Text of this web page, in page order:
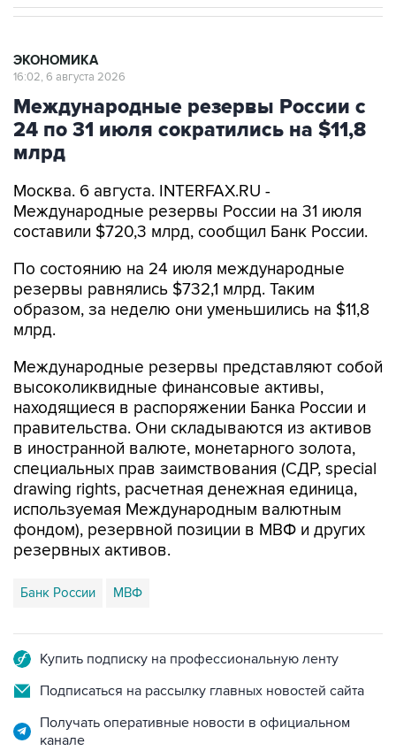
ЭКОНОМИКА
16:02, 6 августа 2026
Международные резервы России с
24 по 31 июля сократились на $11,8
млрд
Москва. 6 августа. INTERFAX.RU -
Международные резервы России на 31 июля
составили $720,3 млрд, сообщил Банк России.
По состоянию на 24 июля международные
резервы равнялись $732,1 млрд. Таким
образом, за неделю они уменьшились на $11,8
млрд.
Международные резервы представляют собой
высоколиквидные финансовые активы,
находящиеся в распоряжении Банка России и
правительства. Они складываются из активов
в иностранной валюте, монетарного золота,
специальных прав заимствования (СДР, special
drawing rights, расчетная денежная единица,
используемая Международным валютным
фондом), резервной позиции в МВФ и других
резервных активов.
Банк России МВФ
Купить подписку на профессиональную ленту
Подписаться на рассылку главных новостей сайта
Получать оперативные новости в официальном
канале